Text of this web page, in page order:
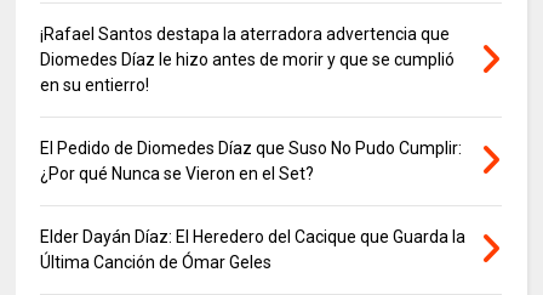
¡Rafael Santos destapa la aterradora advertencia que
Diomedes Díaz le hizo antes de morir y que se cumplió
en su entierro!
El Pedido de Diomedes Díaz que Suso No Pudo Cumplir:
¿Por qué Nunca se Vieron en el Set?
Elder Dayán Díaz: El Heredero del Cacique que Guarda la
Última Canción de Ómar Geles